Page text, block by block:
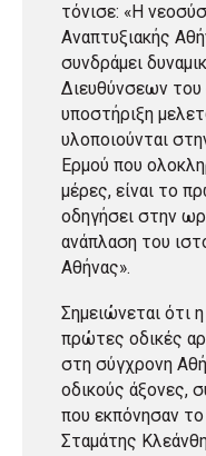
τόνισε: «Η
Αναπτυξιακής
συνδράμει
Διευθύνσεων
υποστήριξη
υλοποιούνται
Ερμού που
μέρες, είναι το
οδηγήσει στην
ανάπλαση του
Αθήνας».
Σημειώνεται ότι
πρώτες οδικές
στη σύγχρονη
οδικούς άξονες,
που εκπόνησαν
Σταμάτης